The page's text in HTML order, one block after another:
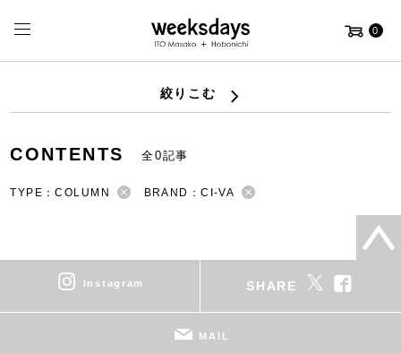
0
絞りこむ
CONTENTS 全0記事
TYPE：COLUMN BRAND：CI-VA
instagram SHARE
MAIL